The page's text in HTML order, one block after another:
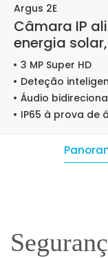
Argus 2E
Câmara IP
energia
3 MP Super HD
Deteção
Áudio
IP65 à prova de